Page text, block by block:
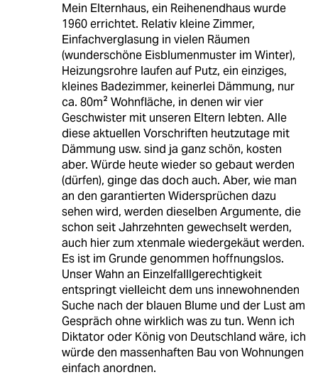
Mein Elternhaus, ein Reihenendhaus wurde
1960 errichtet. Relativ kleine Zimmer,
Einfachverglasung in vielen Räumen
(wunderschöne Eisblumenmuster im Winter),
Heizungsrohre laufen auf Putz, ein einziges,
kleines Badezimmer, keinerlei Dämmung, nur
ca. 80m² Wohnfläche, in denen wir vier
Geschwister mit unseren Eltern lebten. Alle
diese aktuellen Vorschriften heutzutage mit
Dämmung usw. sind ja ganz schön, kosten
aber. Würde heute wieder so gebaut werden
(dürfen), ginge das doch auch. Aber, wie man
an den garantierten Widersprüchen dazu
sehen wird, werden dieselben Argumente, die
schon seit Jahrzehnten gewechselt werden,
auch hier zum xtenmale wiedergekäut werden.
Es ist im Grunde genommen hoffnungslos.
Unser Wahn an Einzelfalllgerechtigkeit
entspringt vielleicht dem uns innewohnenden
Suche nach der blauen Blume und der Lust am
Gespräch ohne wirklich was zu tun. Wenn ich
Diktator oder König von Deutschland wäre, ich
würde den massenhaften Bau von Wohnungen
einfach anordnen.